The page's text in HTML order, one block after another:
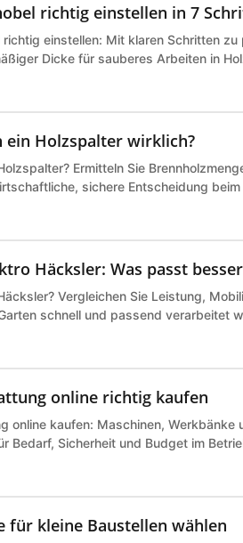
richtig einstellen in 7
einstellen: Mit klaren Schritten zu
Dicke für sauberes Arbeiten in
ein Holzspalter wirklich?
Ermitteln Sie
sichere Entscheidung beim
Häcksler: Was passt
Vergleichen Sie Leistung,
schnell und passend verarbeitet
online richtig kaufen
online kaufen: Maschinen, Werkbänke
Bedarf, Sicherheit und Budget im
für kleine Baustellen wählen